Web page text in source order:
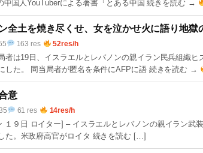
中国人YouTuberによる著書『とある中国 続きを読む →
全土を焼き尽くせ、女を泣かせ火に語り地獄
163 res 52res/h
者は19日、イスラエルとレバノンの親イラン民兵組織
した。 同当局者が匿名を条件にAFPに語 続きを読む →
意
61 res 14res/h
１９日 ロイター] – イスラエルとレバノンの親イラン武
た。米政府高官がロイタ 続きを読む […]